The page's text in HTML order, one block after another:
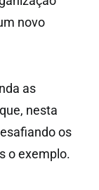
novo
as
nesta
os
o exemplo.